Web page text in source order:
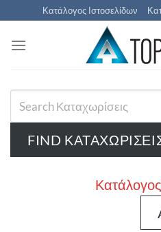
Μετάβαση
στο
περιεχόμενο
Κατάλογος Ιστοσελίδων
Κατάλογος